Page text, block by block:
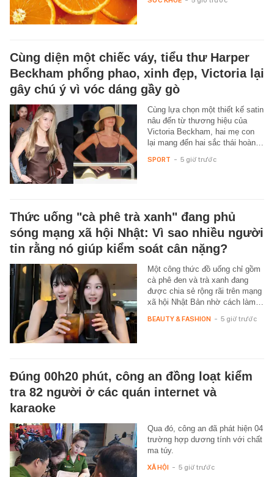
Cùng diện một chiếc váy, tiểu thư Harper
Beckham phổng phao, xinh đẹp, Victoria lại
gây chú ý vì vóc dáng gầy gò
Cùng lựa chọn một thiết kế satin
nâu đến từ thương hiệu của
Victoria Beckham, hai mẹ con
lại mang đến hai sắc thái hoàn…
SPORT - 5 giờ trước
Thức uống "cà phê trà xanh" đang phủ
sóng mạng xã hội Nhật: Vì sao nhiều người
tin rằng nó giúp kiểm soát cân nặng?
Một công thức đồ uống chỉ gồm
cà phê đen và trà xanh đang
được chia sẻ rộng rãi trên mạng
xã hội Nhật Bản nhờ cách làm…
BEAUTY & FASHION - 5 giờ trước
Đúng 00h20 phút, công an đồng loạt kiểm
tra 82 người ở các quán internet và
karaoke
Qua đó, công an đã phát hiện 04
trường hợp dương tính với chất
ma túy.
XÃ HỘI - 5 giờ trước